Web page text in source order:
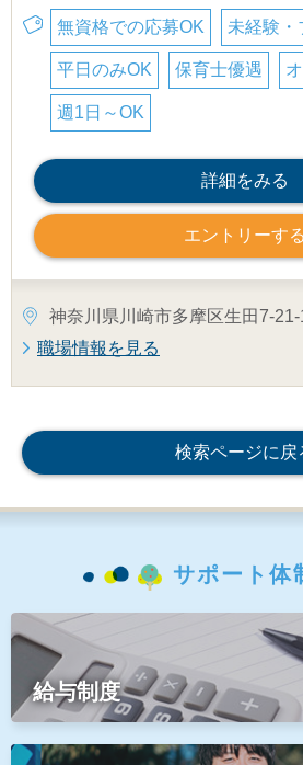
無資格での応募OK 未経験・
平日のみOK 保育士優遇
週1日～OK
詳細をみる
エントリーする
神奈川県川崎市多摩区生田7-21-
職場情報を見る
検索ページに戻
サポート体
給与制度